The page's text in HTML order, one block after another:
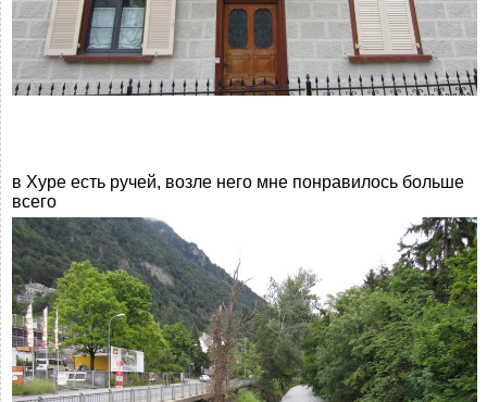
в Хуре есть ручей, возле него мне понравилось больше
всего